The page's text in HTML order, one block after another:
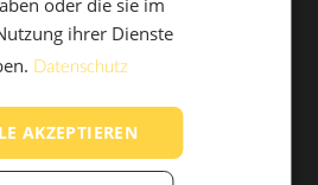
BETRIEB
1960er Jahren von Gerold
Geschäftsbereichen
Vorhänge und
LAMELLENDACH
oder die sie im
ihrer Dienste
Datenschutz
AKZEPTIEREN